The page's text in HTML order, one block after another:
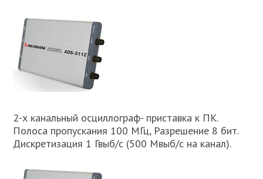
2-х канальный осциллограф- приставка к ПК.
Полоса пропускания 100 МГц, Разрешение 8 бит.
Дискретизация 1 Гвыб/с (500 Мвыб/с на канал).